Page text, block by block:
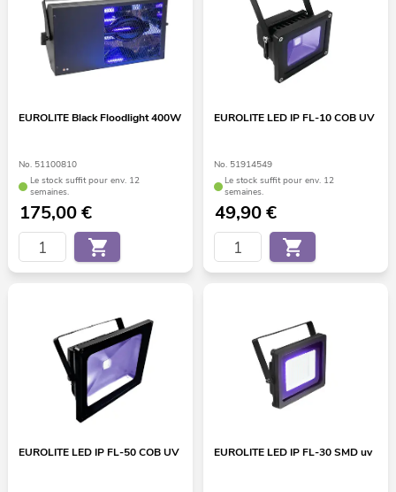
EUROLITE Black Floodlight 400W
No. 51100810
Le stock suffit pour env. 12
semaines.
175,00€
EUROLITE LED IP FL-10 COB UV
No. 51914549
Le stock suffit pour env. 12
semaines.
49,90€
EUROLITE LED IP FL-50 COB UV EUROLITE LED IP FL-30 SMD uv